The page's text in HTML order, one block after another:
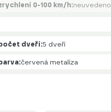
0-100 km/h:neuvedeno
dveří:5 dveří
barva:červená metalíza